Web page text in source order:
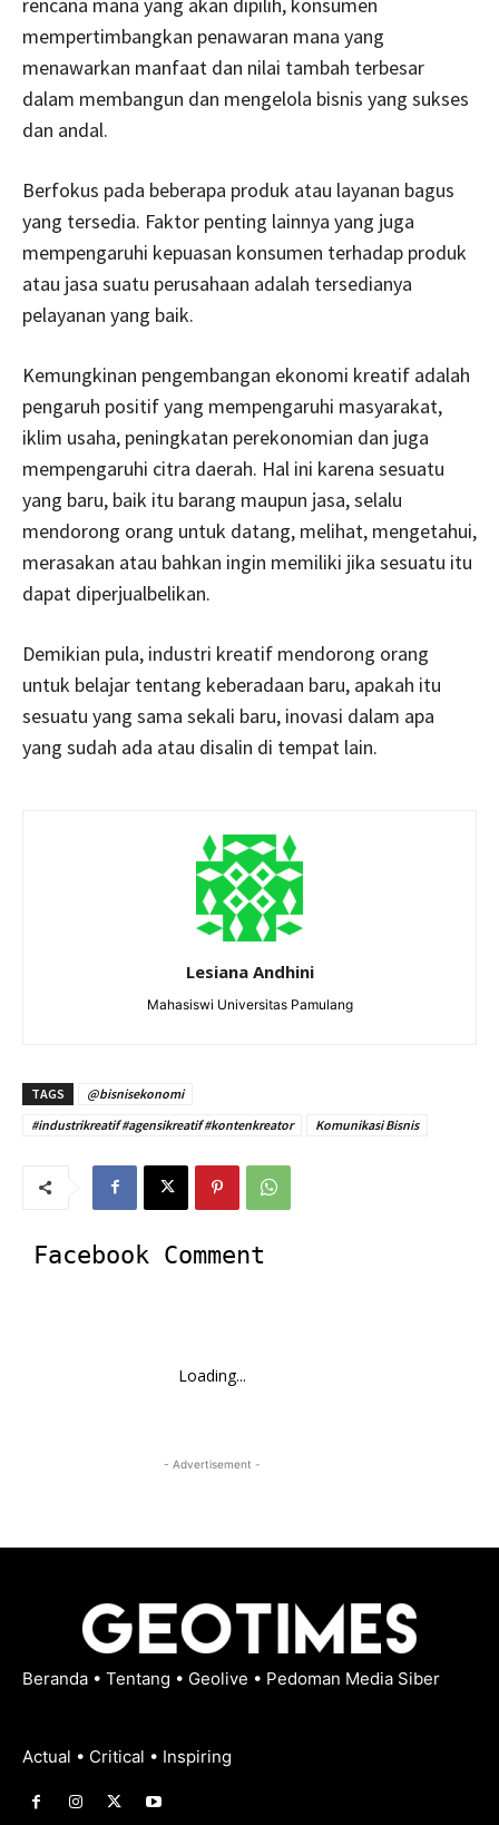
mempertimbangkan penawaran mana yang
menawarkan manfaat dan nilai tambah terbesar
dalam membangun dan mengelola bisnis yang sukses
dan andal.
Berfokus pada beberapa produk atau layanan bagus
yang tersedia. Faktor penting lainnya yang juga
mempengaruhi kepuasan konsumen terhadap produk
atau jasa suatu perusahaan adalah tersedianya
pelayanan yang baik.
Kemungkinan pengembangan ekonomi kreatif adalah
pengaruh positif yang mempengaruhi masyarakat,
iklim usaha, peningkatan perekonomian dan juga
mempengaruhi citra daerah. Hal ini karena sesuatu
yang baru, baik itu barang maupun jasa, selalu
mendorong orang untuk datang, melihat, mengetahui,
merasakan atau bahkan ingin memiliki jika sesuatu itu
dapat diperjualbelikan.
Demikian pula, industri kreatif mendorong orang
untuk belajar tentang keberadaan baru, apakah itu
sesuatu yang sama sekali baru, inovasi dalam apa
yang sudah ada atau disalin di tempat lain.
Lesiana Andhini
Mahasiswi Universitas Pamulang
TAGS
@bisnisekonomi
#industrikreatif #agensikreatif #kontenkreator
Komunikasi Bisnis
Facebook Comment
Loading...
- Advertisement -
Beranda • Tentang • Geolive • Pedoman Media Siber
Actual • Critical • Inspiring